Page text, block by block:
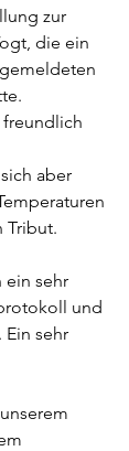
zur
die ein
freundlich
aber
Tribut.
ein sehr
und
Ein sehr